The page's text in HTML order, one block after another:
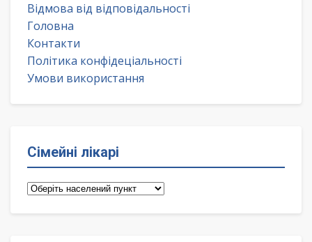
Відмова від відповідальності
Головна
Контакти
Політика конфідеціальності
Умови використання
Сімейні лікарі
Сімейні